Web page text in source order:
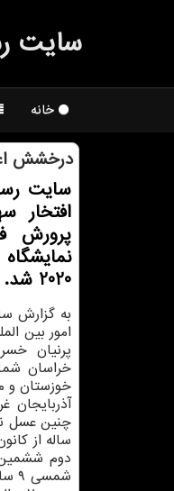
سایت
خانه
درخشش
افتخار
پرورش
2020 شد.
به گزارش
آذربایجان